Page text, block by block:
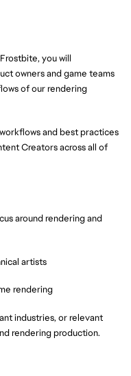
you will
owners and game teams
of our rendering
and best practices
Creators across all of
around rendering and
artists
rendering
industries, or relevant
rendering production.